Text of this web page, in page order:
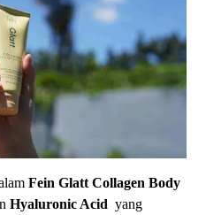
Fein GlattCollagenBody
Hyaluronic Acid yang